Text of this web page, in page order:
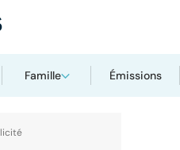
Famille Émissions